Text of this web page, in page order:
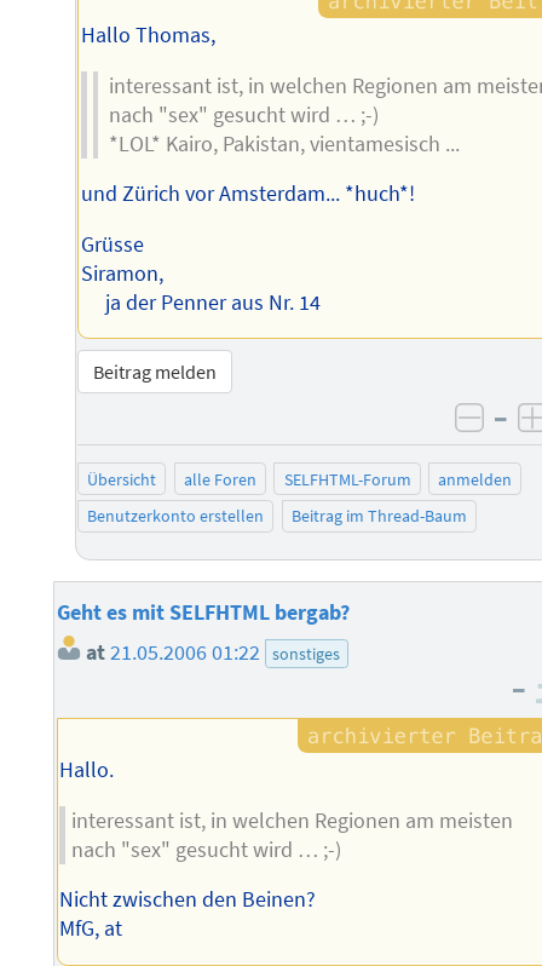
Hallo Thomas,
interessant ist, in welchen Regionen am
nach "sex" gesucht wird … ;-)
*LOL* Kairo, Pakistan, vientamesisch ...
und Zürich vor Amsterdam... *huch*!
Grüsse
Siramon,
ja der Penner aus Nr. 14
Beitrag melden
–
Übersicht alle Foren SELFHTML-Forum
anmelden
Benutzerkonto erstellen
Beitrag im Thread-Baum
Geht es mit SELFHTML bergab?
at21.05.2006 01:22 sonstiges
–
Hallo.
interessant ist, in welchen Regionen am meisten
nach "sex" gesucht wird … ;-)
Nicht zwischen den Beinen?
MfG, at